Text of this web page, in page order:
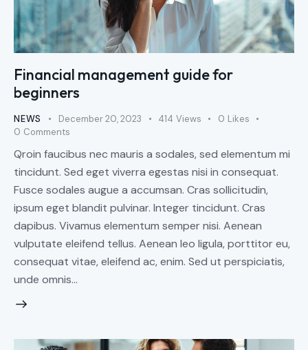
Financial management guide for
beginners
NEWS December 20, 2023 414 Views 0 Likes
0 Comments
Qroin faucibus nec mauris a sodales, sed elementum mi
tincidunt. Sed eget viverra egestas nisi in consequat.
Fusce sodales augue a accumsan. Cras sollicitudin,
ipsum eget blandit pulvinar. Integer tincidunt. Cras
dapibus. Vivamus elementum semper nisi. Aenean
vulputate eleifend tellus. Aenean leo ligula, porttitor eu,
consequat vitae, eleifend ac, enim. Sed ut perspiciatis,
unde omnis…